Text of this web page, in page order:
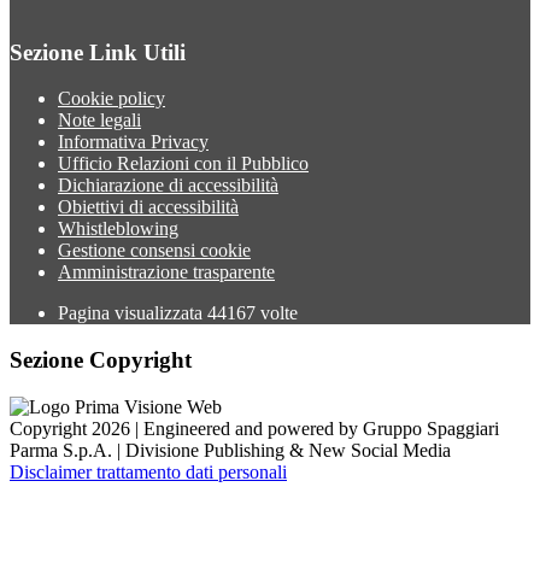
Sezione Link Utili
Cookie policy
Note legali
Informativa Privacy
Ufficio Relazioni con il Pubblico
Dichiarazione di accessibilità
Obiettivi di accessibilità
Whistleblowing
Gestione consensi cookie
Amministrazione trasparente
Pagina visualizzata 44167 volte
Sezione Copyright
Copyright 2026 | Engineered and powered by Gruppo Spaggiari
Parma S.p.A. | Divisione Publishing & New Social Media
Disclaimer trattamento dati personali